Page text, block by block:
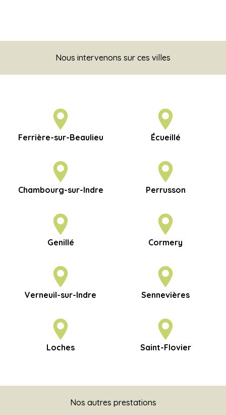
Nous intervenons sur ces villes
Ferrière-sur-Beaulieu Écueillé
Chambourg-sur-Indre Perrusson
Genillé Cormery
Verneuil-sur-Indre Sennevières
Loches Saint-Flovier
Nos autres prestations